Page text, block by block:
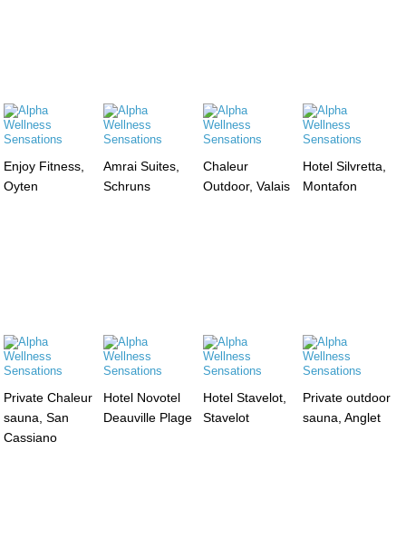
Enjoy Fitness,
Oyten
Amrai Suites,
Schruns
Chaleur
Outdoor, Valais
Hotel Silvretta,
Montafon
Private Chaleur
sauna, San
Cassiano
Hotel Novotel
Deauville Plage
Hotel Stavelot,
Stavelot
Private outdoor
sauna, Anglet